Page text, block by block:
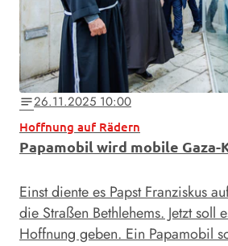
notes26.11.2025 10:00
Hoffnung auf Rädern
Papamobil wird mobile Gaza-
Einst diente es Papst Franziskus
die Straßen Bethlehems. Jetzt soll
Hoffnung geben. Ein Papamobil